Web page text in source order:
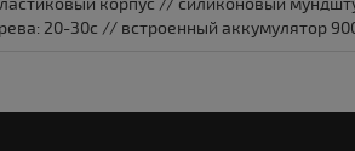
корпус // силиконовый
20-30с // встроенный аккумулятор